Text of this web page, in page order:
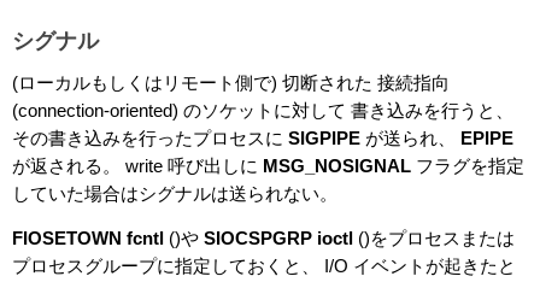
シグナル
(ローカルもしくはリモート側で) 切断された 接続指向
(connection-oriented) のソケットに対して 書き込みを行うと、
その書き込みを行ったプロセスに SIGPIPE が送られ、 EPIPE
が返される。 write 呼び出しに MSG_NOSIGNAL フラグを指定
していた場合はシグナルは送られない。
FIOSETOWN fcntl ()や SIOCSPGRP ioctl ()をプロセスまたは
プロセスグループに指定しておくと、 I/O イベントが起きたと